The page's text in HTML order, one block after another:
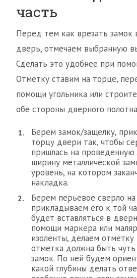
часть
Перед тем как врезать
дверь, отмечаем выбранную
Сделать это удобнее при
Отметку ставим на торце,
помощи угольника или
обе стороны дверного
Берем замок/защелку,
торцу двери так, чтобы
пришлась на
ширину металлической
уровень, на котором
накладка.
Берем перьевое сверло
прикладываем его к той
будет вставляться в
помощи маркера или
изоленты, делаем отметку
отметка должна быть
замок. По ней будем
какой глубины делать